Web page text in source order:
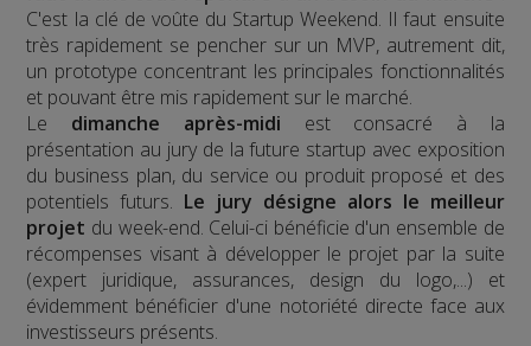
C'est la clé de voûte du Startup Weekend. Il faut ensuite
très rapidement se pencher sur un MVP, autrement dit,
un prototype concentrant les principales fonctionnalités
et pouvant être mis rapidement sur le marché.
Le dimanche après-midi est consacré à la
présentation au jury de la future startup avec exposition
du business plan, du service ou produit proposé et des
potentiels futurs. Le jury désigne alors le meilleur
projet du week-end. Celui-ci bénéficie d'un ensemble de
récompenses visant à développer le projet par la suite
(expert juridique, assurances, design du logo,...) et
évidemment bénéficier d'une notoriété directe face aux
investisseurs présents.